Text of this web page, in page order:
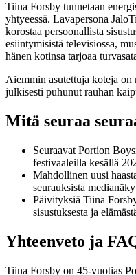
Tiina Forsby tunnetaan
yhtyeessä. Lavapersona
korostaa persoonallista
esiintymisistä televisiossa,
hänen kotinsa tarjoaa
Aiemmin asutettuja koteja
julkisesti puhunut rauhan
Mitä seuraa
Seuraavat Portion
festivaaleilla kesällä
Mahdollinen uusi
seurauksista
Päivityksiä Tiina
sisustuksesta ja
Yhteenveto ja
Tiina Forsby on 45-vuotias